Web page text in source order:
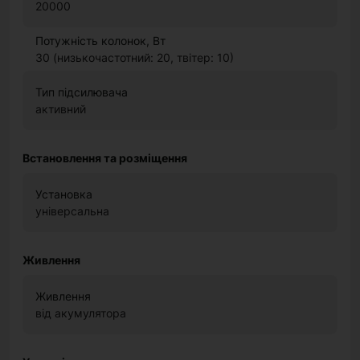
20000
Потужність колонок, Вт
30 (низькочастотний: 20, твітер: 10)
Тип підсилювача
активний
Встановлення та розміщення
Установка
універсальна
Живлення
Живлення
від акумулятора